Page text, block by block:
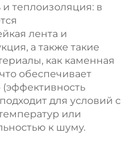
теплоизоляция: в
лента и
а также такие
как каменная
обеспечивает
для условий с
или
к шуму.